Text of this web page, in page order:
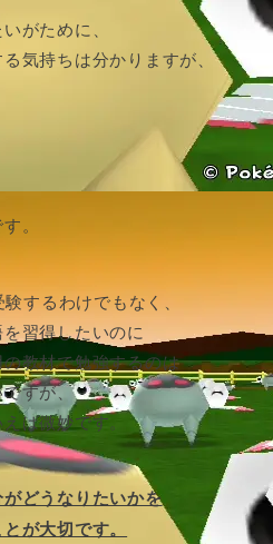
がために、
気持ちは分かりますが、
。
するわけでもなく、
習得したいのに
教材で勉強するのは
すが、
ば微妙です。
どうなりたいかを
が大切です。